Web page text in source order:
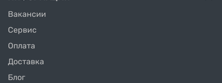
Вакансии
Сервис
Оплата
Доставка
Блог